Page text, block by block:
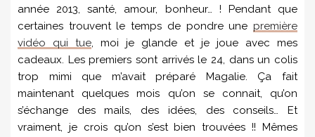
année 2013, santé, amour, bonheur… ! Pendant que
certaines trouvent le temps de pondre une première
vidéo qui tue, moi je glande et je joue avec mes
cadeaux. Les premiers sont arrivés le 24, dans un colis
trop mimi que m’avait préparé Magalie. Ça fait
maintenant quelques mois qu’on se connait, qu’on
s’échange des mails, des idées, des conseils… Et
vraiment, je crois qu’on s’est bien trouvées !! Mêmes